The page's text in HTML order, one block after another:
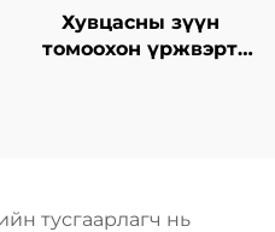
Хувцасны зүүн
томоохон үржвэрт
тусгаарлагч нь